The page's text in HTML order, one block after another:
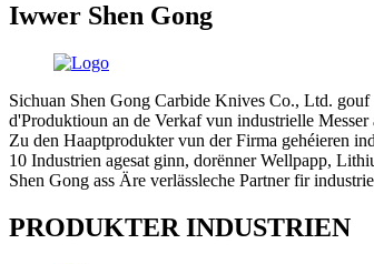
Iwwer Shen Gong
Sichuan Shen Gong Carbide Knives Co., Ltd.
d'Produktioun an de Verkaf vun industrielle
Zu den Haaptprodukter vun der Firma gehéieren
10 Industrien agesat ginn, dorënner Wellpapp,
Shen Gong ass Äre verlässleche Partner fir
PRODUKTER INDUSTRIEN